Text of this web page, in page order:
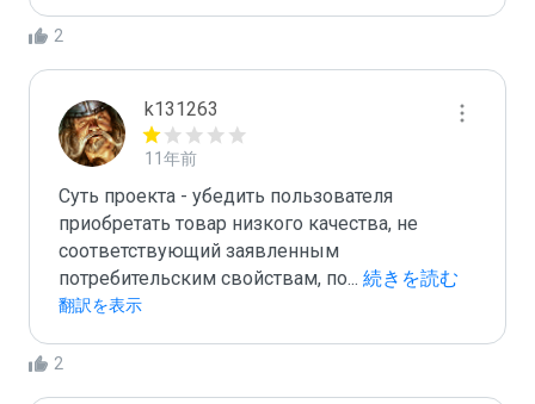
2
k131263
11年前
Суть проекта - убедить пользователя
приобретать товар низкого качества, не
соответствующий заявленным
потребительским свойствам, по... 続きを読む
翻訳を表示
2